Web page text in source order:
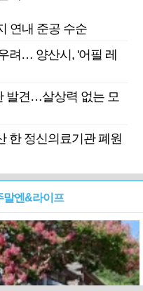
연내 준공 수순
려… 양산시, '어필 레
발견…살상력 없는 모
한 정신의료기관 폐원
말엔&라이프